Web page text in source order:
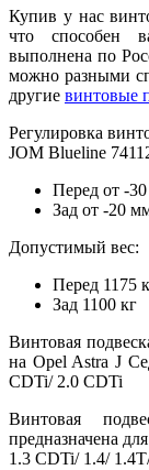
Купив у нас
что способен
выполнена по
можно разными
другие винтовые
Регулировка
JOM Blueline
Перед от -
Зад от -20
Допустимый вес:
Перед 1175
Зад 1100 кг
Винтовая
на Opel Astra J
CDTi/ 2.0 CDTi
Винтовая
предназначена
1.3 CDTi/ 1.4/